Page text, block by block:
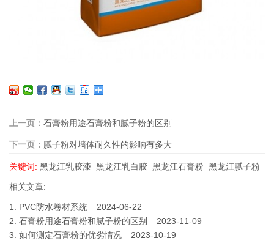
上一页： 石膏粉用途石膏粉和腻子粉的区别
下一页： 腻子粉对墙体耐久性的影响有多大
关键词: 黑龙江乳胶漆 黑龙江乳白胶 黑龙江石膏粉 黑龙江腻子粉
相关文章:
1. PVC防水卷材系统
2024-06-22
2. 石膏粉用途石膏粉和腻子粉的区别
2023-11-09
3. 如何测定石膏粉的优劣情况 2023-10-19